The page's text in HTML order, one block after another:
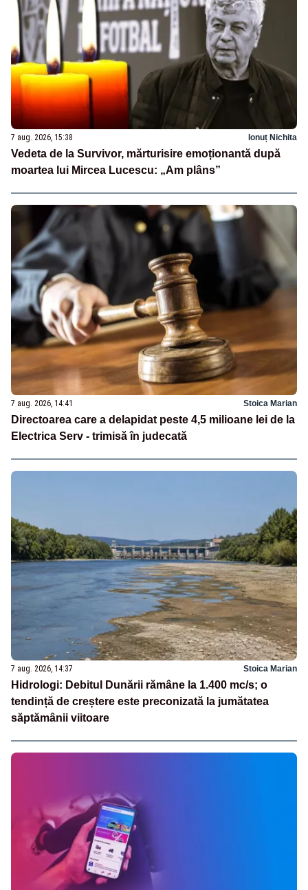
7 aug. 2026, 15:38 Ionuț Nichita
Vedeta de la Survivor, mărturisire emoționantă după
moartea lui Mircea Lucescu: „Am plâns”
7 aug. 2026, 14:41 Stoica Marian
Directoarea care a delapidat peste 4,5 milioane lei de la
Electrica Serv - trimisă în judecată
7 aug. 2026, 14:37 Stoica Marian
Hidrologi: Debitul Dunării rămâne la 1.400 mc/s; o
tendință de creștere este preconizată la jumătatea
săptămânii viitoare